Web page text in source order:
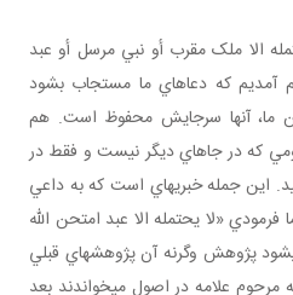
الا ملک مقرب أو نبي مرسل أو عبد
آمديم که دعاهاي ما مستجاب بشود
ما، آنها سرجايش محفوظ است. هم
که در جاهاي ديگر نيست و فقط در
اين جمله خبريه اي است که به داعي
«لا يحتمله الا عبد امتحن الله
شود پژوهش وگرنه آن پژوهش هاي قبلي
مرحوم علامه در اصول مي خواندند بعد